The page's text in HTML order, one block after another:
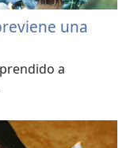
una
a